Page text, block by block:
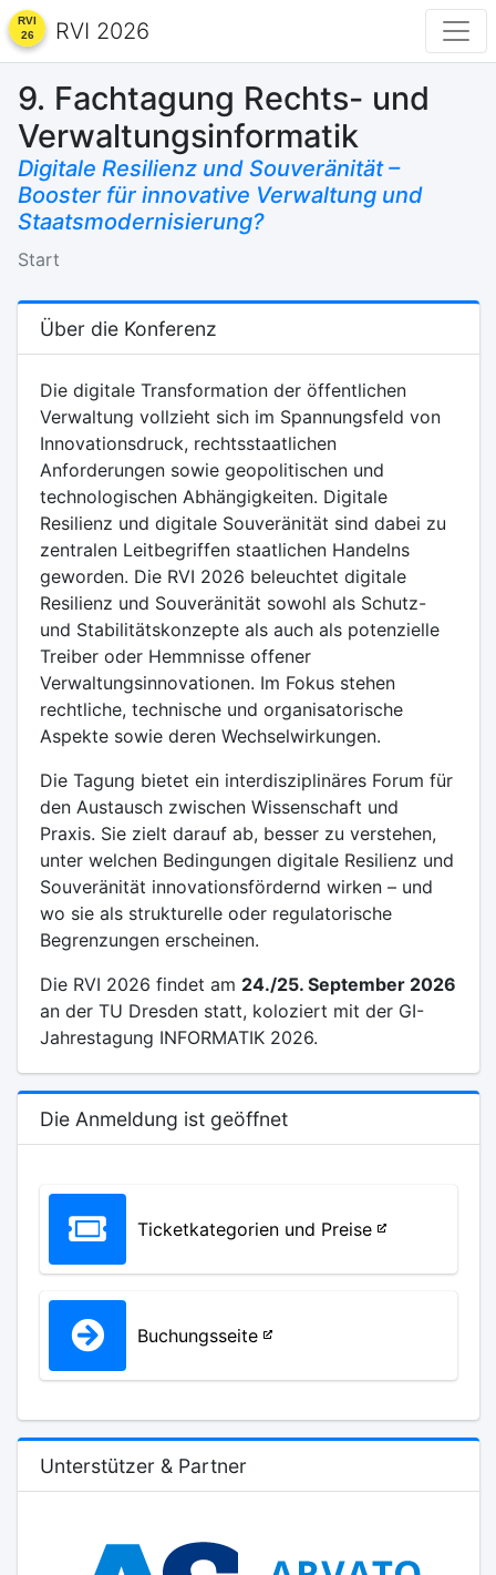
RVI 2026
9. Fachtagung Rechts- und
Verwaltungsinformatik
Digitale Resilienz und Souveränität –
Booster für innovative Verwaltung und
Staatsmodernisierung?
Start
Über die Konferenz
Die digitale Transformation der öffentlichen
Verwaltung vollzieht sich im Spannungsfeld von
Innovationsdruck, rechtsstaatlichen
Anforderungen sowie geopolitischen und
technologischen Abhängigkeiten. Digitale
Resilienz und digitale Souveränität sind dabei zu
zentralen Leitbegriffen staatlichen Handelns
geworden. Die RVI 2026 beleuchtet digitale
Resilienz und Souveränität sowohl als Schutz-
und Stabilitätskonzepte als auch als potenzielle
Treiber oder Hemmnisse offener
Verwaltungsinnovationen. Im Fokus stehen
rechtliche, technische und organisatorische
Aspekte sowie deren Wechselwirkungen.
Die Tagung bietet ein interdisziplinäres Forum für
den Austausch zwischen Wissenschaft und
Praxis. Sie zielt darauf ab, besser zu verstehen,
unter welchen Bedingungen digitale Resilienz und
Souveränität innovationsfördernd wirken – und
wo sie als strukturelle oder regulatorische
Begrenzungen erscheinen.
Die RVI 2026 findet am 24./25. September 2026
an der TU Dresden statt, koloziert mit der GI-
Jahrestagung INFORMATIK 2026.
Die Anmeldung ist geöffnet
Ticketkategorien und Preise
Buchungsseite
Unterstützer & Partner